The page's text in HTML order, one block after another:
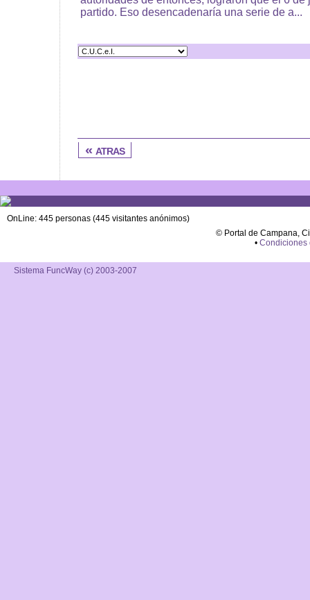
partido. Eso desencadenaría una serie de a...
« atras
OnLine: 445 personas (445 visitantes anónimos)
© Portal de Campana,
• Condiciones
Sistema FuncWay (c) 2003-2007